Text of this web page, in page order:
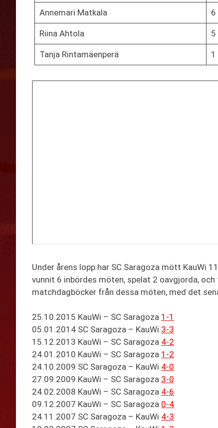
Annemari Matkala 6
Riina Ahtola 5
Tanja Rintamäenperä 1
Under årens lopp har SC Saragoza mött KauWi
vunnit 6 inbördes möten, spelat 2 oavgjorda,
matchdagböcker från dessa möten, med det
25.10.2015 KauWi – SC Saragoza 1-1
05.01.2014 SC Saragoza – KauWi 3-3
15.12.2013 KauWi – SC Saragoza 4-2
24.01.2010 KauWi – SC Saragoza 1-2
24.10.2009 SC Saragoza – KauWi 4-0
27.09.2009 KauWi – SC Saragoza 3-0
24.02.2008 KauWi – SC Saragoza 4-6
09.12.2007 KauWi – SC Saragoza 0-4
24.11.2007 SC Saragoza – KauWi 4-3